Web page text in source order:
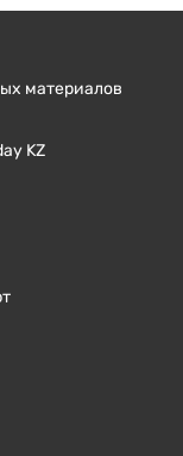
материалов
KZ